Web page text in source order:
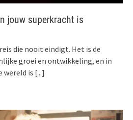
jouw superkracht is
die nooit eindigt. Het is de
groei en ontwikkeling, en in
wereld is [...]